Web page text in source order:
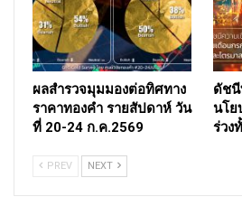
ผลสำรวจมุมมองต่อทิศทาง
ราคาทองคำ รายสัปดาห์ วัน
ที่ 20-24 ก.ค.2569
ดัชนี
นโย
ร่วง
PREV NEXT